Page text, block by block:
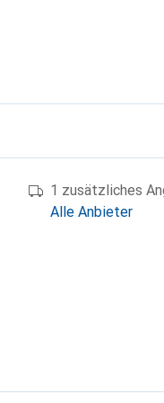
1 zusätzliches
Alle Anbieter